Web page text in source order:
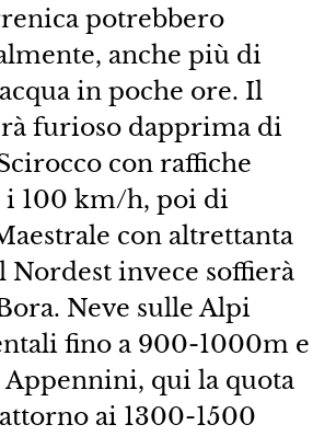
potrebbero
anche più di
in poche ore. Il
furioso dapprima di
con raffiche
i 100 km/h, poi di
con altrettanta
Nordest invece soffierà
Neve sulle Alpi
fino a 900-1000m e
Appennini, qui la quota
ai 1300-1500